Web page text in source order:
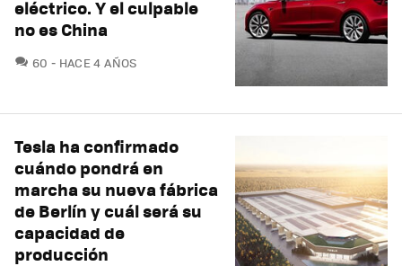
eléctrico. Y el culpable
no es China
60 COMENTARIOS
HACE 4 AÑOS
Tesla ha confirmado
cuándo pondrá en
marcha su nueva fábrica
de Berlín y cuál será su
capacidad de
producción